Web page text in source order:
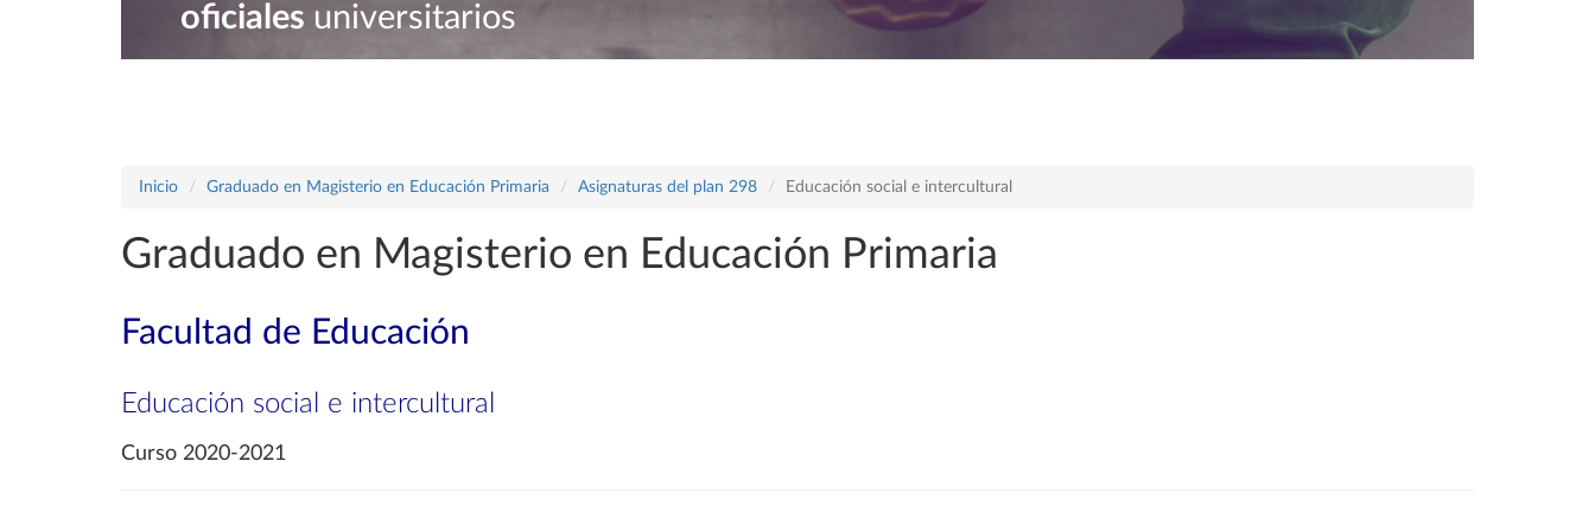
oficiales universitarios
Inicio Graduado en Magisterio en Educación Primaria Asignaturas del plan 298 Educación social e intercultural
Graduado en Magisterio en Educación Primaria
Facultad de Educación
Educación social e intercultural
Curso 2020-2021